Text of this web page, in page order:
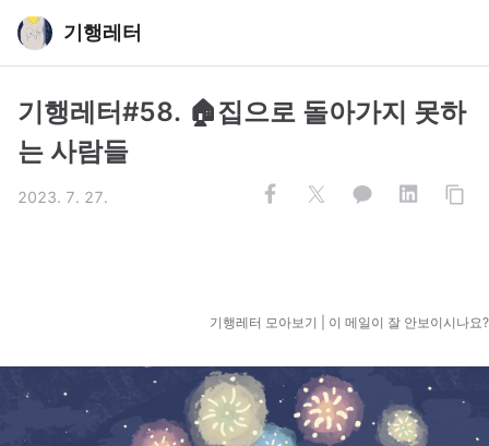
기행레터
기행레터#58. 🏠집으로 돌아가지 못하
는 사람들
2023. 7. 27.
기행레터 모아보기 이 메일이 잘 안보이시나요?